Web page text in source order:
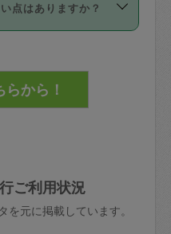
険について教えて
下のキャンセル
依頼料金の50%
キャンセル＝依頼
額
なるタスカジさ
たタスカジさんに
頼ののち、タスカ
十分な信頼関係が
めにタスカジさん
対象外となるので
点はありますか？
ッカーや金庫に入
管理するよう心掛
ください：初めて
ご利用状況
元に掲載しています。